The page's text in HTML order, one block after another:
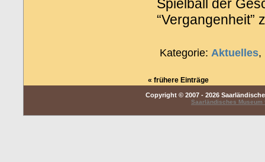
Spielball der
“Vergangenheit”
Kategorie: Aktuelles,
« frühere Einträge
Copyright © 2007 - 2026
Saarländisches Museum